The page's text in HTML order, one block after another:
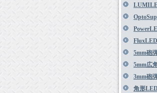
FluxLED
5mm砲
5mm広
3mm砲
角形LED